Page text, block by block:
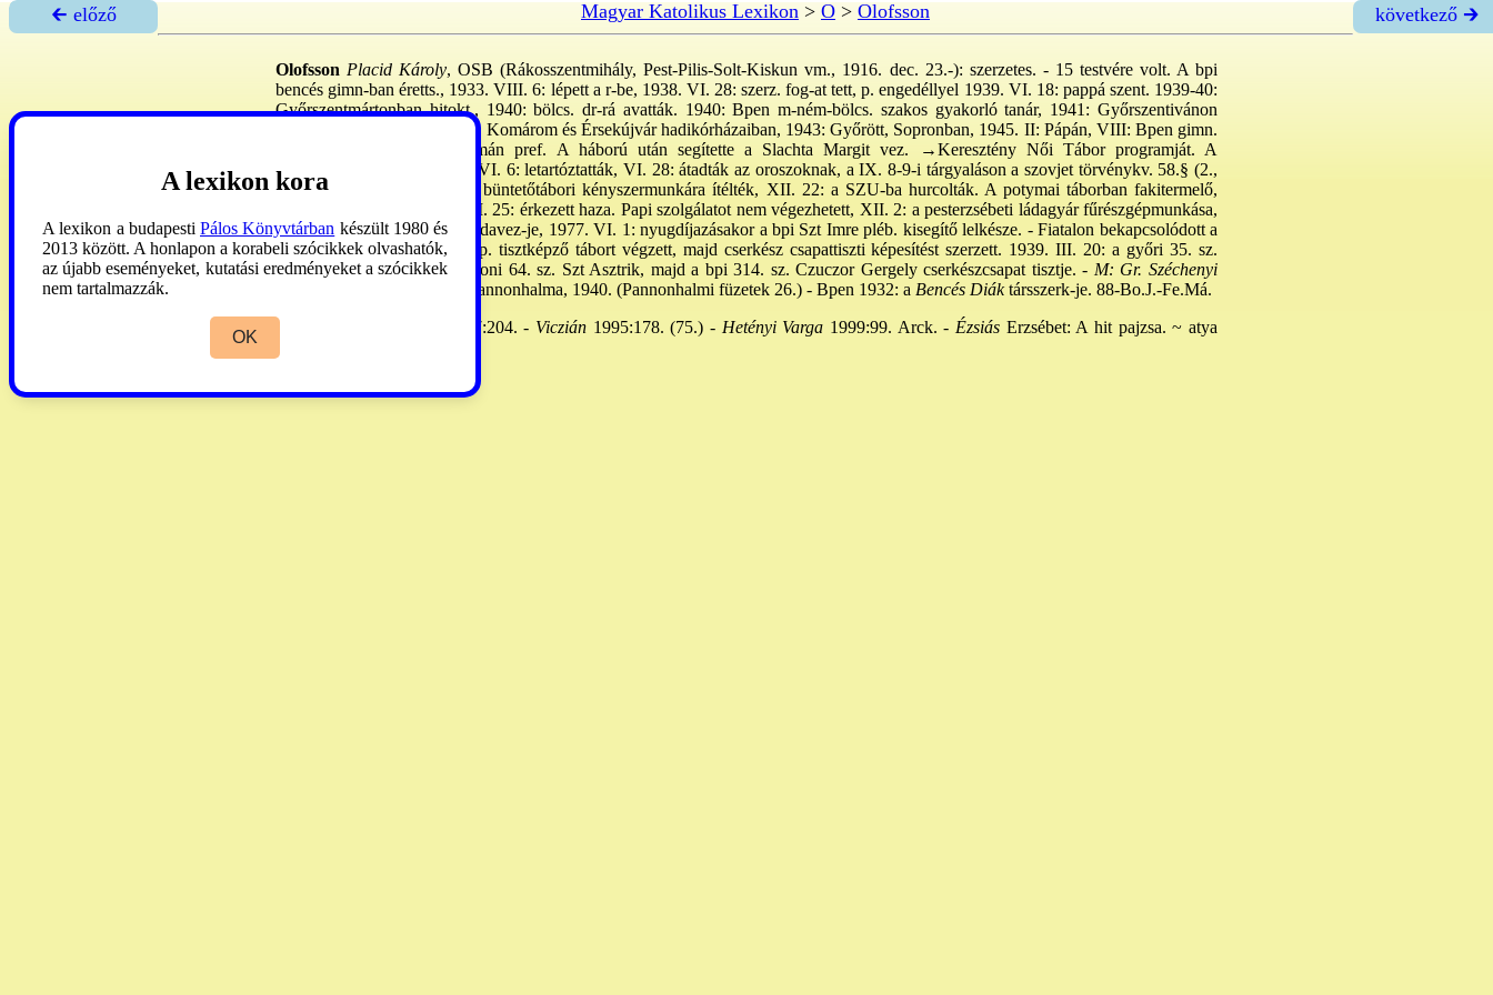
🡰 előző Magyar Katolikus Lexikon> O> Olofsson következő 🡲
Olofsson Placid Károly, OSB (Rákosszentmihály, Pest-Pilis-Solt-Kiskun vm., 1916. dec. 23.-): szerzetes. - 15 testvére volt. A bpi
bencés gimn-ban éretts., 1933. VIII. 6: lépett a r-be, 1938. VI. 28: szerz. fog-at tett, p. engedéllyel 1939. VI. 18: pappá szent. 1939-40:
Győrszentmártonban hitokt., 1940: bölcs. dr-rá avatták. 1940: Bpen m-ném-bölcs. szakos gyakorló tanár, 1941: Győrszentivánon
hitokt., 1942: tábori lelkész is Komárom és Érsekújvár hadikórházaiban, 1943: Győrött, Sopronban, 1945. II: Pápán, VIII: Bpen gimn.
tanár, 1946. V: Pannonhalmán pref. A háború után segítette a Slachta Margit vez.
→Keresztény Női Táborprogramját. A
→kamaraerdei ügy
kapcsán VI. 6: letartóztatták, VI. 28: átadták az oroszoknak, a IX. 8-9-i tárgyaláson a szovjet törvénykv. 58.§ (2.,
8., 11. pontja) alapján 10 é. büntetőtábori kényszermunkára ítélték, XII. 22: a SZU-ba hurcolták. A potymai táborban fakitermelő,
titokban misézett is. 1955. XI. 25: érkezett haza. Papi szolgálatot nem végezhetett, XII. 2: a pesterzsébeti ládagyár fűrészgépmunkása,
1957. IX. 23: az ORFI mosodavez-je, 1977. VI. 1: nyugdíjazásakor a bpi Szt Imre pléb. kisegítő lelkésze. - Fiatalon bekapcsolódott a
cserkészmozg-ba. 1938: közp. tisztképző tábort végzett, majd cserkész csapattiszti képesítést szerzett. 1939. III. 20: a győri 35. sz.
Jedlik Ányos, később a soproni 64. sz. Szt Asztrik, majd a bpi 314. sz. Czuczor Gergely cserkészcsapat tisztje. - M: Gr. Széchenyi
Pannonhalma, 1940. (Pannonhalmi füzetek 26.) - Bpen 1932: a Bencés Diáktársszerk-je. 88-Bo.J.-Fe.Má.
Pilinyi
1987:204. - Viczián 1995:178. (75.) - Hetényi Varga 1999:99. Arck. - Ézsiás Erzsébet: A hit pajzsa. ~ atya
A lexikon kora
A lexikon a budapesti Pálos Könyvtárban készült 1980 és
2013 között. A honlapon a korabeli szócikkek olvashatók,
az újabb eseményeket, kutatási eredményeket a szócikkek
nem tartalmazzák.
OK